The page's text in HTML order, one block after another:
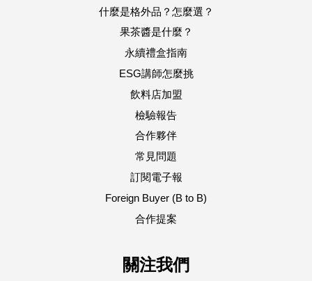
什麼是格外品？怎麼選？
果茶醬是什麼？
永續禮盒指南
ESG講師怎麼挑
飲料店加盟
檢驗報告
合作夥伴
常見問題
訂閱電子報
Foreign Buyer (B to B)
合作提案
關注我們